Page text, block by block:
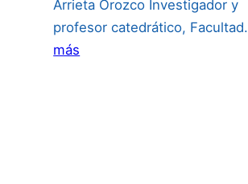
Arrieta Orozco Investigador y
profesor catedrático,
más